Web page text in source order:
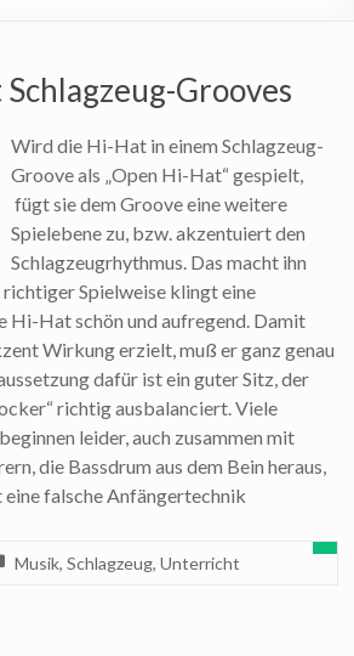
Grooves
Wird die Hi-Hat in einem Schlagzeug-
Groove als „Open Hi-Hat“ gespielt,
fügt sie dem Groove eine weitere
Spielebene zu, bzw. akzentuiert den
Schlagzeugrhythmus. Das macht ihn
Spielweise klingt eine
Hi-Hat schön und aufregend. Damit
Wirkung erzielt, muß er ganz genau
dafür ist ein guter Sitz, der
richtig ausbalanciert. Viele
leider, auch zusammen mit
die Bassdrum aus dem Bein heraus,
eine falsche Anfängertechnik
Musik,Schlagzeug,Unterricht